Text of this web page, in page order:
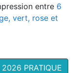
entre 6
vert, rose et
PRATIQUE